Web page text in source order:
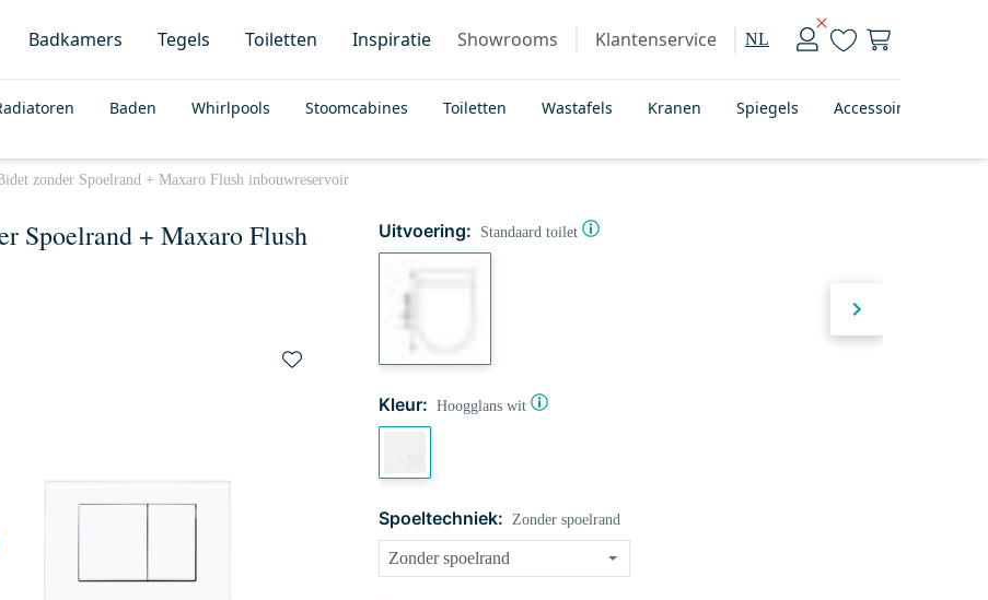
Badkamers Tegels Toiletten Inspiratie Showrooms Klantenservice NL
Baden Whirlpools Stoomcabines Toiletten Wastafels Kranen Spiegels Accessoires
zonder Spoelrand + Maxaro Flush inbouwreservoir
Spoelrand + Maxaro Flush
Uitvoering: Standaard toilet
Kleur: Hoogglans wit
Spoeltechniek: Zonder spoelrand